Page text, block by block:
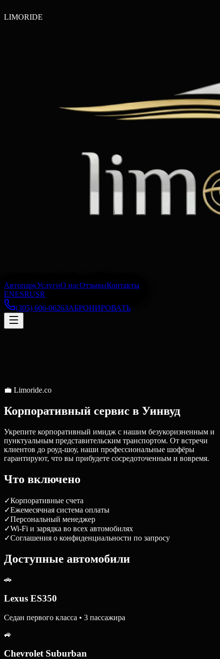
LIMORIDE
АвтопаркУслугиО насОтзывыКонтакты
ENESRUSR
(305) 606-0626ЗАБРОНИРОВАТЬ
💼 Limoride.co
Корпоративный сервис в Уинвуд
Укрепите корпоративный имидж с нашим безукоризненным и
пунктуальным представительским транспортом. От встречи
клиентов до роуд-шоу, наши профессиональные шофёры
гарантируют, что вы прибудете сосредоточенным и вовремя.
Что включено
✓Корпоративные счета
✓Ежемесячная система оплаты
✓Персональный менеджер
✓Wi-Fi и зарядка во всех автомобилях
✓Соглашения о конфиденциальности по запросу
Доступные автомобили
🚗
Lexus ES350
Седан первого класса • 3 пассажира
🚙
Chevrolet Suburban